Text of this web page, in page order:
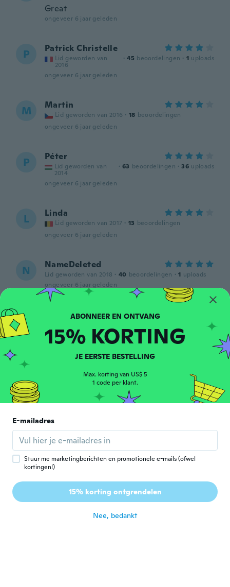
Great
ongeveer 6 jaar geleden
P Patrick Christelle
Lid geworden van
2016
· 45 beoordelingen · 1 uploads
ongeveer 6 jaar geleden
M Martin
Lid geworden van 2016 · 18 beoordelingen
ongeveer 6 jaar geleden
P Péter
Lid geworden van
2014
· 63 beoordelingen · 36 uploads
ongeveer 6 jaar geleden
L Linda
Lid geworden van 2017 · 13 beoordelingen
ongeveer 6 jaar geleden
N NameDeleted
Lid geworden van 2018 · 40 beoordelingen · 1 uploads
ongeveer 6 jaar geleden
ゆ
ongeveer 6 jaar geleden
S
Lid geworden van
· 18 beoordelingen uploads
ongeveer 6 jaar geleden
M Michelle
Lid geworden van 2019 · 92 beoordelingen
ongeveer 6 jaar geleden
A Anette
Lid geworden van 2016 · 85 beoordelingen
Jättebra vara👍🏻
ABONNEER EN ONTVANG
15% KORTING
JE EERSTE BESTELLING
Max. korting van US$ 5
1 code per klant.
E-mailadres
Stuur me marketingberichten en promotionele e-mails (ofwel
kortingen!)
15% korting ontgrendelen
Nee, bedankt